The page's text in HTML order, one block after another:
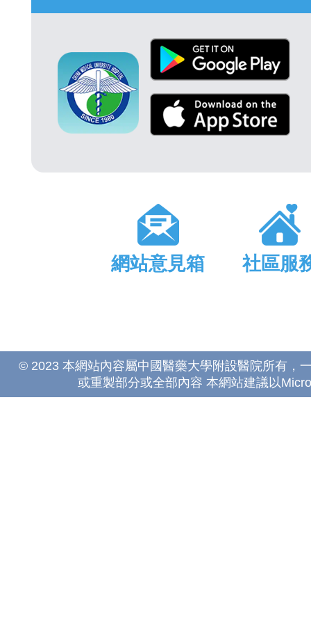
網站意見箱 社區服
© 2023 本網站內容屬中國醫藥大學附設醫院所有，
或重製部分或全部內容 本網站建議以